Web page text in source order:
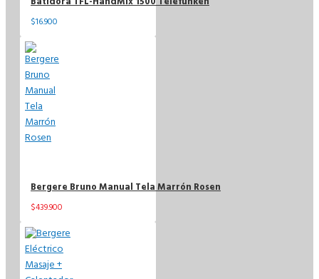
$16.900
Bergere Bruno Manual Tela Marrón Rosen
$439.900